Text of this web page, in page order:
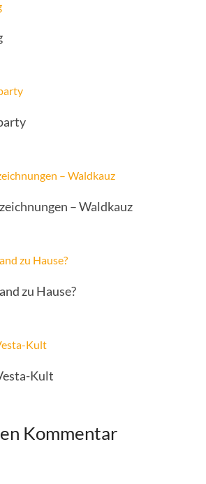
– Waldkauz
zu Hause?
Kult
Kommentar